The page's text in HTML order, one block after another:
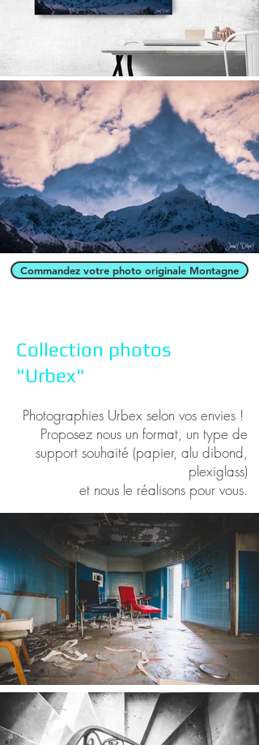
Commandez votre photo originale Montagne
Collection photos
"Urbex"
Photographies Urbex selon vos envies !
Proposez nous un format, un type de
support souhaité (papier, alu dibond,
plexiglass)
et nous le réalisons pour vous.